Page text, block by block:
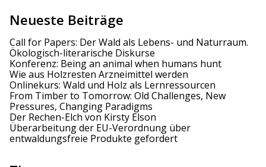
t
i
o
n
Neueste Beiträge
Call for Papers: Der Wald als Lebens- und Naturraum.
Ökologisch-literarische Diskurse
Konferenz: Being an animal when humans hunt
Wie aus Holzresten Arzneimittel werden
Onlinekurs: Wald und Holz als Lernressourcen
From Timber to Tomorrow: Old Challenges, New
Pressures, Changing Paradigms
Der Rechen-Elch von Kirsty Elson
Überarbeitung der EU-Verordnung über
entwaldungsfreie Produkte gefordert